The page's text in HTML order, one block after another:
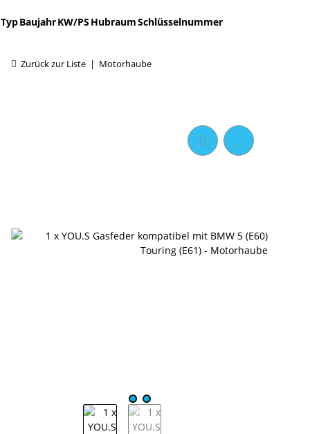
TypBaujahrKW/PS HubraumSchlüsselnummer
Zurück zur Liste Motorhaube